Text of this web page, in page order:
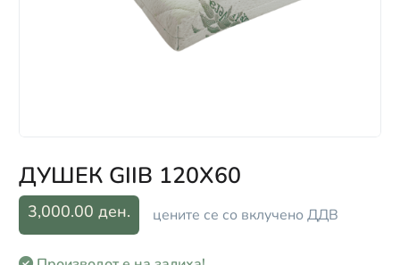
ДУШЕК GIIB 120X60
3,000.00 ден. цените се со вклучено ДДВ